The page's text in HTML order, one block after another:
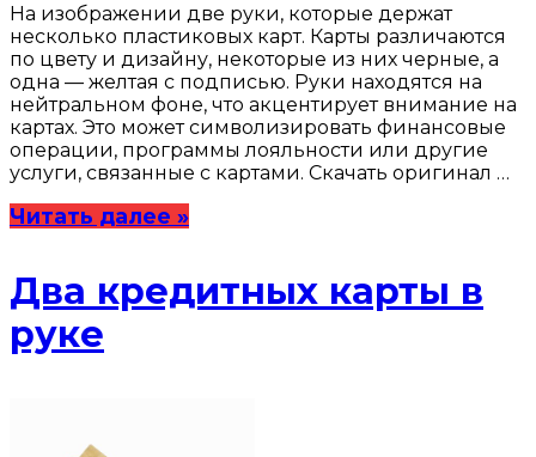
На изображении две руки, которые держат
несколько пластиковых карт. Карты различаются
по цвету и дизайну, некоторые из них черные, а
одна — желтая с подписью. Руки находятся на
нейтральном фоне, что акцентирует внимание на
картах. Это может символизировать финансовые
операции, программы лояльности или другие
услуги, связанные с картами. Скачать оригинал …
Читать далее »
Два кредитных карты в
руке